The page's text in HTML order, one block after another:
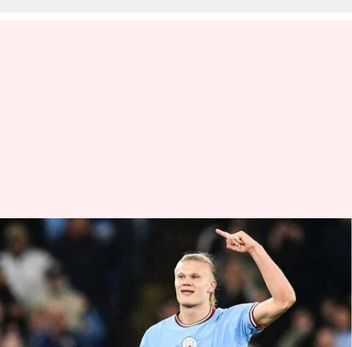
Erling Haaland menorehkan
sejarah Liga Premier saat City
menang: Statistik
menulis Bob May 04, 2023 11:12 am